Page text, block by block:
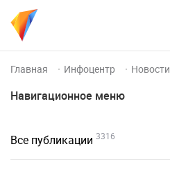
Главная Инфоцентр Новости
Навигационное меню
Все публикации 3316